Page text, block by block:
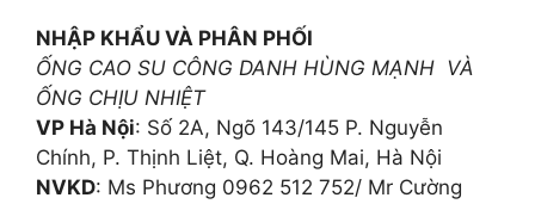
NHẬP KHẨU VÀ PHÂN PHỐI
ỐNG CAO SU CÔNG DANH HÙNG MẠNH VÀ
ỐNG CHỊU NHIỆT
VP Hà Nội: Số 2A, Ngõ 143/145 P. Nguyễn
Chính, P. Thịnh Liệt, Q. Hoàng Mai, Hà Nội
NVKD: Ms Phương 0962 512 752/ Mr Cường